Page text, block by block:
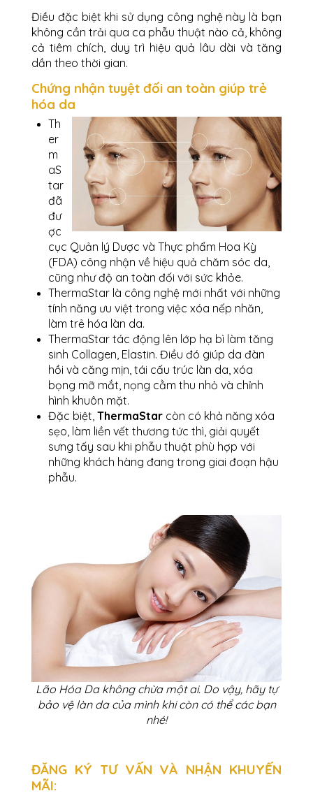
Điều đặc biệt khi sử dụng công nghệ này là bạn
không cần trải qua ca phẫu thuật nào cả, không
cả tiêm chích, duy trì hiệu quả lâu dài và tăng
dần theo thời gian.
Chứng nhận tuyệt đối an toàn giúp trẻ
hóa da
Th
er
m
aS
tar
đã
đư
ợc
cục Quản lý Dược và Thực phẩm Hoa Kỳ
(FDA) công nhận về hiệu quả chăm sóc da,
cũng như độ an toàn đối với sức khỏe.
ThermaStar là công nghệ mới nhất với những
tính năng ưu việt trong việc xóa nếp nhăn,
làm trẻ hóa làn da.
ThermaStar tác động lên lớp hạ bì làm tăng
sinh Collagen, Elastin. Điều đó giúp da đàn
hồi và căng mịn, tái cấu trúc làn da, xóa
bọng mỡ mắt, nọng cằm thu nhỏ và chỉnh
hình khuôn mặt.
Đặc biệt, ThermaStar còn có khả năng xóa
sẹo, làm liền vết thương tức thì, giải quyết
sưng tấy sau khi phẫu thuật phù hợp với
những khách hàng đang trong giai đoạn hậu
phẫu.
Lão Hóa Da không chừa một ai. Do vậy, hãy tự
bảo vệ làn da của mình khi còn có thểcác bạn
nhé!
ĐĂNG KÝ TƯ VẤN VÀ NHẬN KHUYẾN
MÃI: